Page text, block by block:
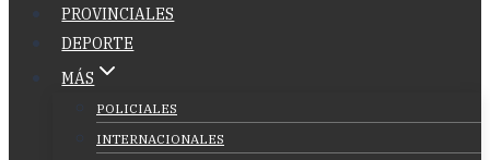
PROVINCIALES
DEPORTE
MÁS
POLICIALES
INTERNACIONALES